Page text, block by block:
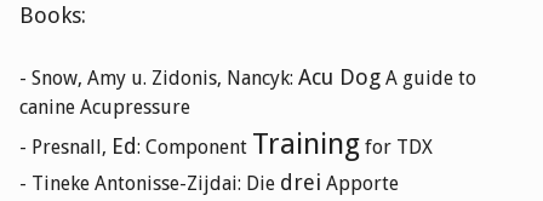
Books:
- Snow, Amy u. Zidonis, Nancyk: Acu Dog A guide to
canine Acupressure
- Presnall, Ed: Component Training for TDX
- Tineke Antonisse-Zijdai: Die drei Apporte